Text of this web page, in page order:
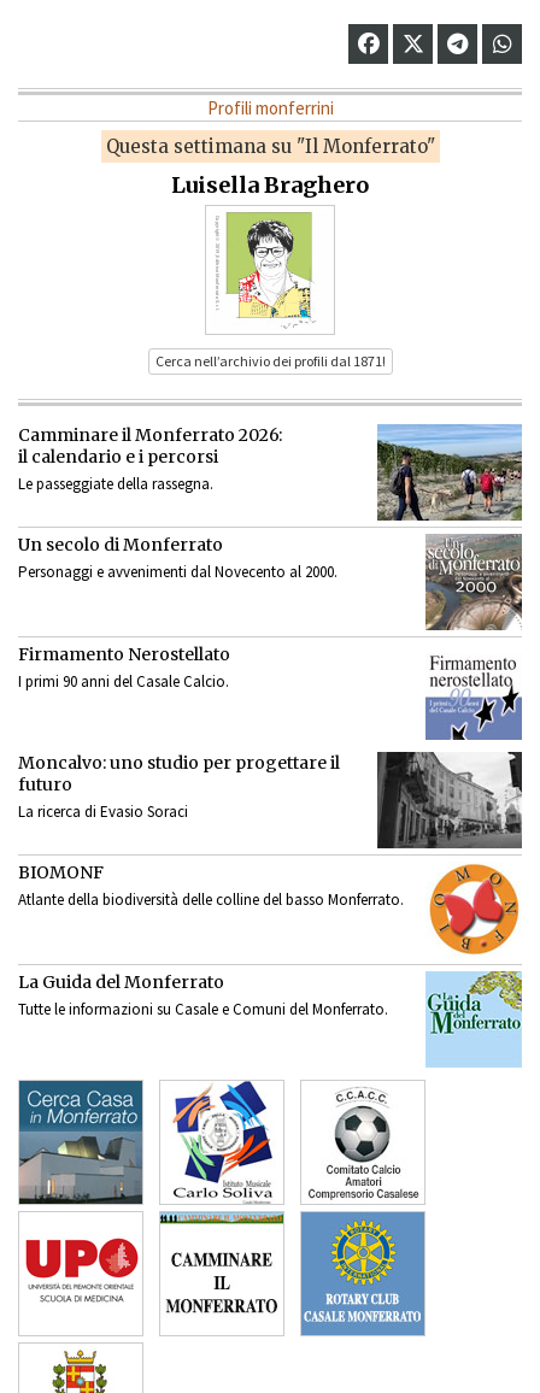
Profili monferrini
Questa settimana su "Il Monferrato"
Luisella Braghero
Cerca nell’archivio dei profili dal 1871!
Camminare il Monferrato 2026:
il calendario e i percorsi
Le passeggiate della rassegna.
Un secolo di Monferrato
Personaggi e avvenimenti dal Novecento al 2000.
Firmamento Nerostellato
I primi 90 anni del Casale Calcio.
Moncalvo: uno studio per progettare il
futuro
La ricerca di Evasio Soraci
BIOMONF
Atlante della biodiversità delle colline del basso Monferrato.
La Guida del Monferrato
Tutte le informazioni su Casale e Comuni del Monferrato.